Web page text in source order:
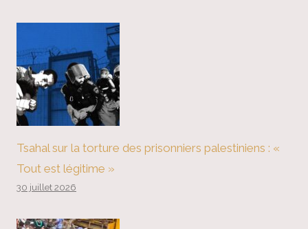
Tsahal sur la torture des prisonniers palestiniens : «
Tout est légitime »
30 juillet 2026